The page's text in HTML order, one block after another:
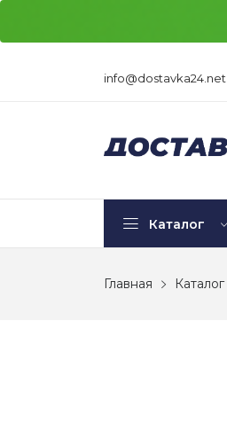
info@dostavka24.net
Каталог
Главная Каталог